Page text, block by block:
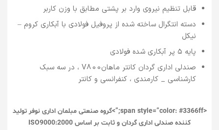
قابل تنظیم نیروی وارد بر پشتی مطابق با وزن کاربر
دسته انتگرال ساخته شده از پروفیل فولادی با آبکاری کروم –
نیکل
پایه ۵ پر آبکاری شده فولادی
صندلی اداری گردان کانتر ماهانV800 ، در سه سبک
کارشناسی _ کارمندی ، کنفرانسی و کانتر
<span style=”color: #3366ff;”>گروه صنعتی مبلمان اداری نوفر تولید
کننده صندلی اداری گردان و ثابت بر اساس ISO9000:2000